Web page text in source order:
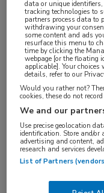
Log hier in
Vakgebieden:
Hematologie
Tags:
imatinib
data or unique
tracking technologies to
partners process data to
withdrawing your
some content and ads
resurface this menu to
time by clicking the
webpage [or the floating
applicable]. Your
details, refer to our
Would you rather not?
cookies, these do not
We and our
Use precise geolocation
identification. Store and/or
advertising and content,
research and services
List of Partners